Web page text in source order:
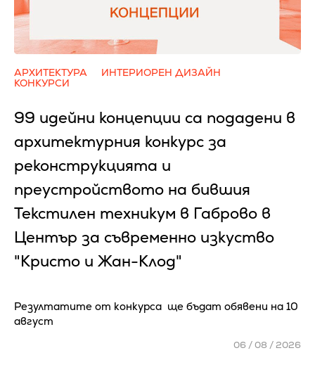
АРХИТЕКТУРА
ИНТЕРИОРЕН ДИЗАЙН
КОНКУРСИ
99 идейни концепции са подадени в
архитектурния конкурс за
реконструкцията и
преустройството на бившия
Текстилен техникум в Габрово в
Център за съвременно изкуство
"Кристо и Жан-Клод"
Резултатите от конкурса ще бъдат обявени на 10
август
06 / 08 / 2026